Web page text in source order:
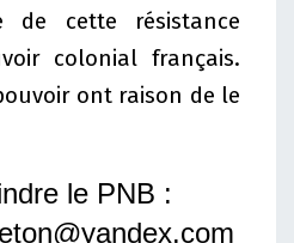
de cette résistance
colonial français.
ont raison de le
le PNB :